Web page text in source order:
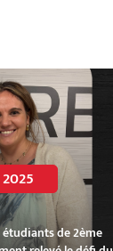
de 2ème